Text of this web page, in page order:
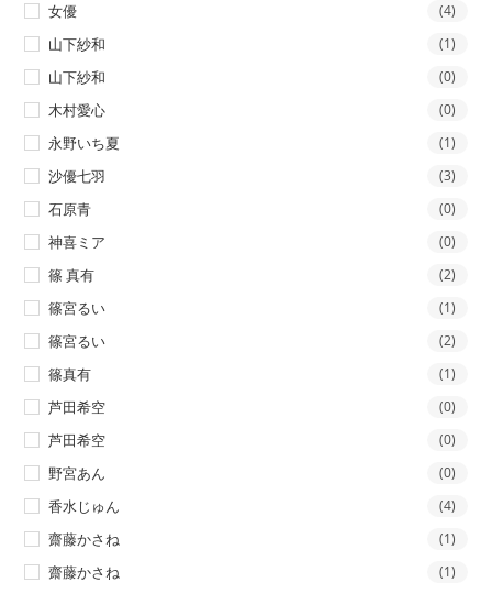
女優 (4)
山下紗和 (1)
山下紗和 (0)
木村愛心 (0)
永野いち夏 (1)
沙優七羽 (3)
石原青 (0)
神喜ミア (0)
篠 真有 (2)
篠宮るい (1)
篠宮るい (2)
篠真有 (1)
芦田希空 (0)
芦田希空 (0)
野宮あん (0)
香水じゅん (4)
齋藤かさね (1)
齋藤かさね (1)